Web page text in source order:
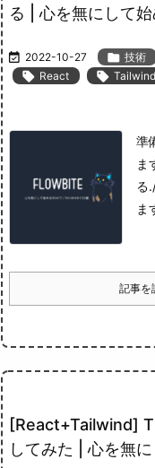
る | 心を無にして
 2022-10-27  技術
 React 
準
ま
る
ま
記事を
[React+Tailwind]
してみた | 心を無